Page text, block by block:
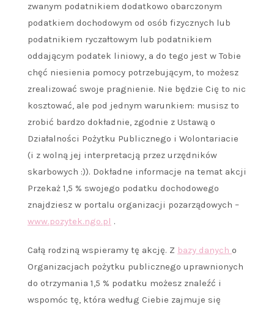
zwanym podatnikiem dodatkowo obarczonym
podatkiem dochodowym od osób fizycznych lub
podatnikiem ryczałtowym lub podatnikiem
oddającym podatek liniowy, a do tego jest w Tobie
chęć niesienia pomocy potrzebującym, to możesz
zrealizować swoje pragnienie. Nie będzie Cię to nic
kosztować, ale pod jednym warunkiem: musisz to
zrobić bardzo dokładnie, zgodnie z Ustawą o
Działalności Pożytku Publicznego i Wolontariacie
(i z wolną jej interpretacją przez urzędników
skarbowych :)). Dokładne informacje na temat akcji
Przekaż 1,5 % swojego podatku dochodowego
znajdziesz w portalu organizacji pozarządowych –
www.pozytek.ngo.pl .
Całą rodziną wspieramy tę akcję. Z bazy danych o
Organizacjach pożytku publicznego uprawnionych
do otrzymania 1,5 % podatku możesz znaleźć i
wspomóc tę, która według Ciebie zajmuje się